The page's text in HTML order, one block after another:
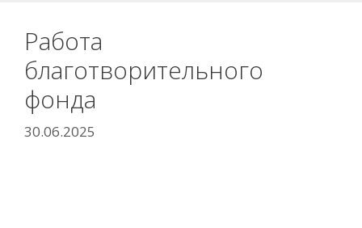
Работа
благотворительного
фонда
30.06.2025